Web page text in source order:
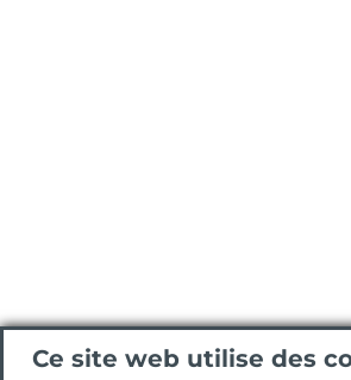
Ce site web utilise des